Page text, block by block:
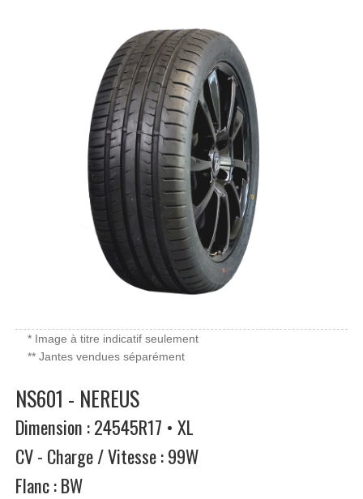
* Image à titre indicatif seulement
** Jantes vendues séparément
NS601 - NEREUS
Dimension : 24545R17 • XL
CV - Charge / Vitesse : 99W
Flanc : BW